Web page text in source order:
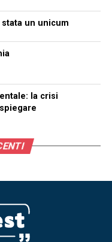
un unicum
la crisi